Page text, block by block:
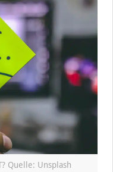
Quelle: Unsplash